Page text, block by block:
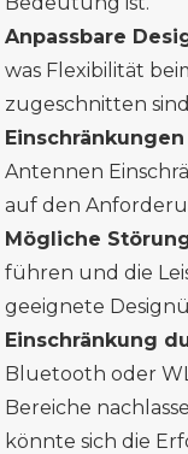
Anpassbare
was Flexibilität
zugeschnitten
Antennen
auf den
Mögliche
führen und die
geeignete
Einschränkung
Bluetooth oder
Bereiche
könnte sich die